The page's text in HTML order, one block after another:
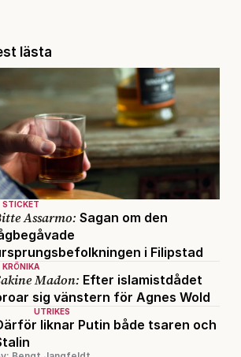
lästa
STICKET
Assarmo: Sagan om den
i Filipstad
KRÖNIKA
Madon: Efter islamistdådet
sig vänstern för Agnes Wold
UTRIKES
liknar Putin både tsaren och